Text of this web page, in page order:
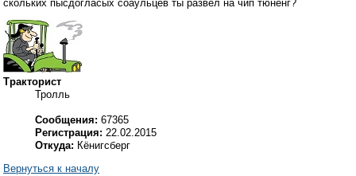
скольких пысдогласых соаульцев ты развёл на чип тюненг?
Тракторист
Тролль
Сообщения: 67365
Регистрация: 22.02.2015
Откуда: Кёнигсберг
Вернуться к началу